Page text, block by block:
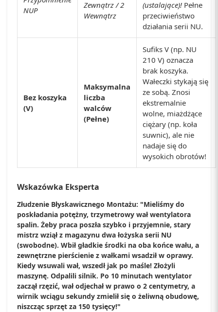
NUP
Zewnątrz / 2
Wewnątrz
(ustalające)! Pełne
przeciwieństwo
działania serii NU.
Bez koszyka
(V)
Maksymalna
liczba
walców
(Pełne)
Sufiks V (np. NU
210 V) oznacza
brak koszyka.
Wałeczki stykają się
ze sobą. Znosi
ekstremalnie
wolne, miażdżące
ciężary (np. koła
suwnic), ale nie
nadaje się do
wysokich obrotów!
Wskazówka Eksperta
Złudzenie Błyskawicznego Montażu: "Mieliśmy do
poskładania potężny, trzymetrowy wał wentylatora
spalin. Żeby praca poszła szybko i przyjemnie, stary
mistrz wziął z magazynu dwa łożyska serii NU
(swobodne). Wbił gładkie środki na oba końce wału, a
zewnętrzne pierścienie z wałkami wsadził w oprawy.
Kiedy wsuwali wał, wszedł jak po maśle! Złożyli
maszynę. Odpalili silnik. Po 10 minutach wentylator
zaczął rzęzić, wał odjechał w prawo o 2 centymetry, a
wirnik wciągu sekundy zmielił się o żeliwną obudowę,
niszcząc sprzęt za 150 tysięcy!"